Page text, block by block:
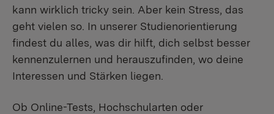
kann wirklich tricky sein. Aber kein Stress, das
geht vielen so. In unserer Studienorientierung
findest du alles, was dir hilft, dich selbst besser
kennenzulernen und herauszufinden, wo deine
Interessen und Stärken liegen.
Ob Online-Tests, Hochschularten oder